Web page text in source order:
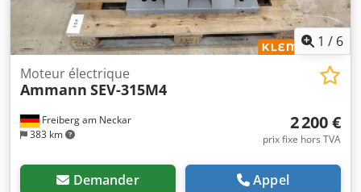
1 / 6
Freiberg am Neckar
383 km
Moteur électrique
Ammann SEV-315M4
2 200 €
prix fixe hors TVA
Demander Appel